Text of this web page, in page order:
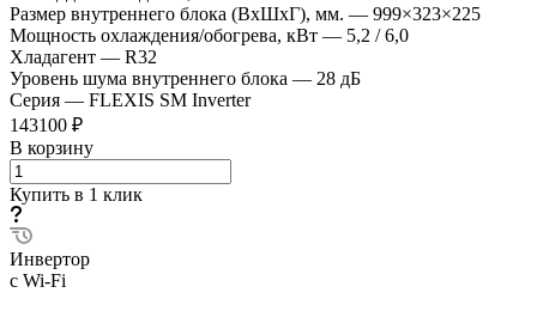
Размер внутреннего блока (ВхШхГ), мм. — 999×323×225
Мощность охлаждения/обогрева, кВт — 5,2 / 6,0
Хладагент — R32
Уровень шума внутреннего блока — 28 дБ
Серия — FLEXIS SM Inverter
143100 ₽
В корзину
Купить в 1 клик
Инвертор
с Wi-Fi